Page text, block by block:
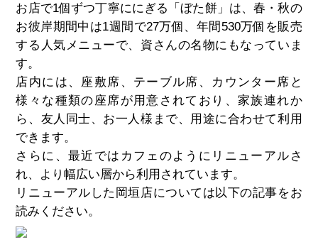
お店で1個ずつ丁寧ににぎる「ぼた餅」は、春・秋の
お彼岸期間中は1週間で27万個、年間530万個を販売
する人気メニューで、資さんの名物にもなっていま
す。
店内には、座敷席、テーブル席、カウンター席と
様々な種類の座席が用意されており、家族連れか
ら、友人同士、お一人様まで、用途に合わせて利用
できます。
さらに、最近ではカフェのようにリニューアルさ
れ、より幅広い層から利用されています。
リニューアルした岡垣店については以下の記事をお
読みください。